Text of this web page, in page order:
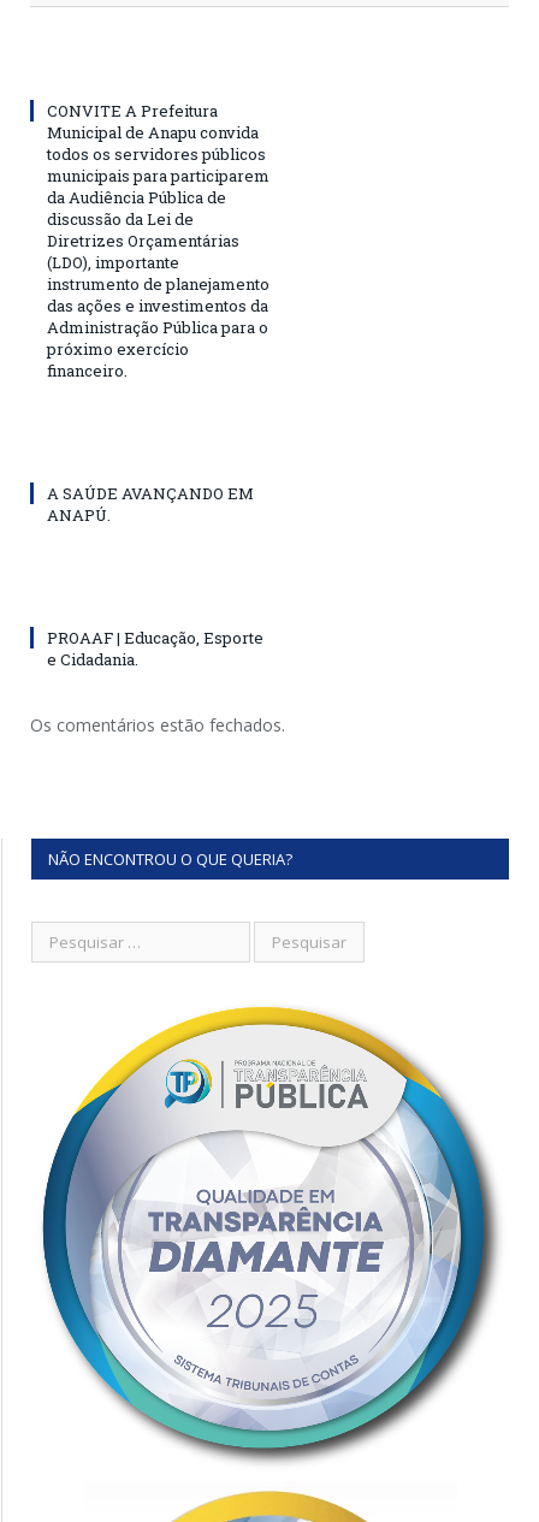
CONVITE A Prefeitura
Municipal de Anapu convida
todos os servidores públicos
municipais para participarem
da Audiência Pública de
discussão da Lei de
Diretrizes Orçamentárias
(LDO), importante
instrumento de planejamento
das ações e investimentos da
Administração Pública para o
próximo exercício
financeiro.
A SAÚDE AVANÇANDO EM
ANAPÚ.
PROAAF | Educação, Esporte
e Cidadania.
Os comentários estão fechados.
NÃO ENCONTROU O QUE QUERIA?